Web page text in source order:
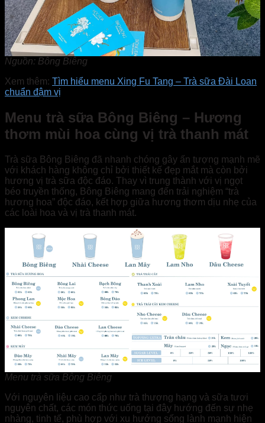
Nguồn: Bông Biêng
Xem thêm: Tìm hiểu menu Xing Fu Tang – Trà sữa Đài Loan
chuẩn đậm vị
Menu trà sữa Bông Biêng – Hương
thơm mùi hoa cùng vị trà thanh mát
Trà sữa Bông Biêng đã nhanh chóng gây ấn tượng mạnh mẽ
với khách hàng không chỉ bởi thiết kế đẹp mắt mà còn bởi
hương vị trà sữa độc đáo. Thay vì trung thành với vị ngọt
béo truyền thống, Bông Biêng mang đến trải nghiệm “trà
hương hoa” độc đáo, kết hợp giữa hương thơm dịu nhẹ của
các loài hoa và vị trà thanh mát.
Menu trà sữa Bông Biêng
Với nguyên liệu cao cấp như trà thượng hạng và sữa tươi
nguyên chất, các món thức uống tại đây hướng đến sự nhẹ
nhàng, tinh tế, phù hợp với xu hướng sống lành mạnh hiện